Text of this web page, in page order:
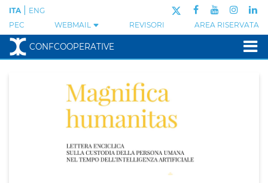
PEC WEBMAIL REVISORI AREA RISERVATA
ITA ENG
CONFCOOPERATIVE